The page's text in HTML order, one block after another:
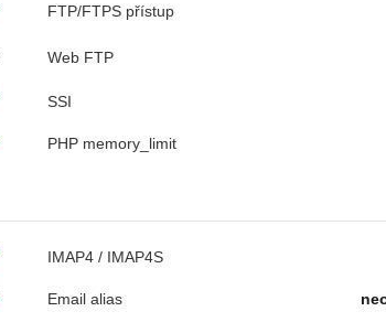
FTP/FTPS přístup
Web FTP
SSI
PHP memory_limit
IMAP4 / IMAP4S
Email alias